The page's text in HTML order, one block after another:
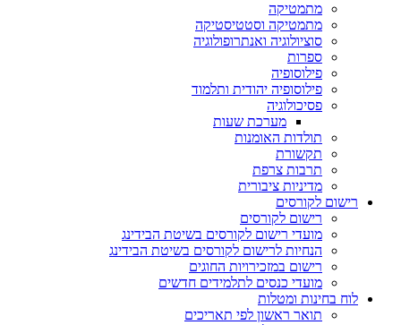
מתמטיקה
מתמטיקה וסטטיסטיקה
סוציולוגיה ואנתרופולוגיה
ספרות
פילוסופיה
פילוסופיה יהודית ותלמוד
פסיכולוגיה
מערכת שעות
תולדות האומנות
תקשורת
תרבות צרפת
מדיניות ציבורית
רישום לקורסים
רישום לקורסים
מועדי רישום לקורסים בשיטת הבידינג
הנחיות לרישום לקורסים בשיטת הבידינג
רישום במזכירויות החוגים
מועדי כנסים לתלמידים חדשים
לוח בחינות ומטלות
תואר ראשון לפי תאריכים